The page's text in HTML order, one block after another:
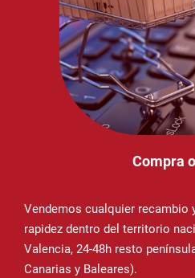
Compra
Vendemos cualquier recambio
rapidez dentro del territorio
Valencia, 24-48h resto
Canarias y Baleares).